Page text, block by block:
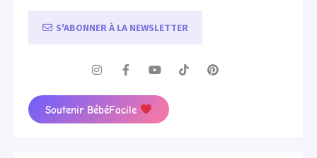
S'ABONNER À LA NEWSLETTER
Soutenir BébéFacile